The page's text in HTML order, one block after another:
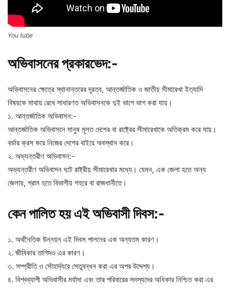
You tube
অভিবাসনের প্রকারভেদ:-
অভিবাসনের ক্ষেত্রে স্থানান্তরের দূরত্ব, আন্তর্জাতিক ও জাতীয় সীমারেখা ইত্যাদি
বিষয়কে মাথায় রেখে সাধারণত অভিবাসনকে দুই ভাগে ভাগ করা যায়।
১. আন্তর্জাতিক অভিবাসন:-
আন্তর্জাতিক অভিবাসনে মানুষ মূলত দেশের বা রাষ্ট্রের সীমারেখাকে অতিক্রম করে যায়।
বর্ডার ক্রস করে নিজের দেশের বাইরে অবস্থান করে।
২. অভ্যন্তরীণ অভিবাসন:-
অভ্যন্তরীণ অভিবাসন ঘটে রাষ্ট্রীয় সীমারেখার মধ্যে। যেমন, এক জেলা হতে অন্য
জেলায়, গ্রাম হতে বিভাগীয় শহরে বা রাজধানীতে।
কেন পালিত হয় এই অভিবাসী দিবস:-
১. অর্থনৈতিক উন্নয়ন এই দিবস পালনের এক অন্যতম কারণ।
২. জীবিকার তাগিদও এর কারণ।
৩. সম্প্রীতি ও সৌহার্দ্যরে সেতুবন্ধন করা এর অপর উদ্দেশ্য।
৪. বিশ্বব্যাপী অভিবাসীর মর্যাদা এবং তার পরিবারের সদস্যদের অধিকার নিশ্চিত করা এর